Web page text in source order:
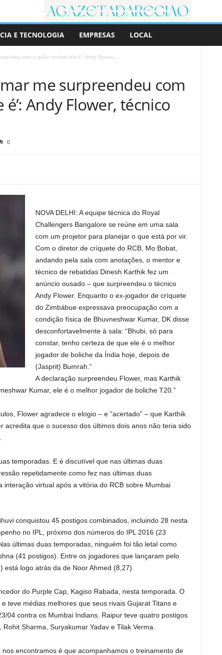
E TECNOLOGIA EMPRESAS LOCAL
com o quão incrível ele é’: Andy Flower,...
me surpreendeu com
Andy Flower, técnico
0
NOVA DELHI: A equipe técnica do Royal
Challengers Bangalore se reúne em uma sala
com um projetor para planejar o que está por vir.
Com o diretor de críquete do RCB, Mo Bobat,
andando pela sala com anotações, o mentor e
técnico de rebatidas Dinesh Karthik fez um
anúncio ousado – que surpreendeu o técnico
Andy Flower. Enquanto o ex-jogador de críquete
do Zimbábue expressava preocupação com a
condição física de Bhuvneshwar Kumar, DK disse
desconfortavelmente à sala: “Bhubi, só para
constar, tenho certeza de que ele é o melhor
jogador de boliche da Índia hoje, depois de
(Jasprit) Bumrah.”
A declaração surpreendeu Flower, mas Karthik
Kumar, ele é o melhor jogador de boliche T20.”
Flower agradece o elogio – e “acertado” – que Karthik
acredita que o sucesso dos últimos dois anos não teria sido
temporadas. E é discutível que nas últimas duas
repetidamente como fez nas últimas duas
interação virtual após a vitória do RCB sobre Mumbai
conquistou 45 postigos combinados, incluindo 28 nesta
no IPL, próximo dos números do IPL 2016 (23
últimas duas temporadas, ninguém foi tão letal como
(41 postigos). Entre os jogadores que lançaram pelo
logo atrás da de Noor Ahmed (8,27).
do Purple Cap, Kagiso Rabada, nesta temporada. O
teve médias melhores que seus rivais Gujarat Titans e
04 contra os Mumbai Indians. Raipur teve quatro postigos
Sharma, Suryakumar Yadav e Tilak Verma.
encontramos é que acompanhamos o treinamento de